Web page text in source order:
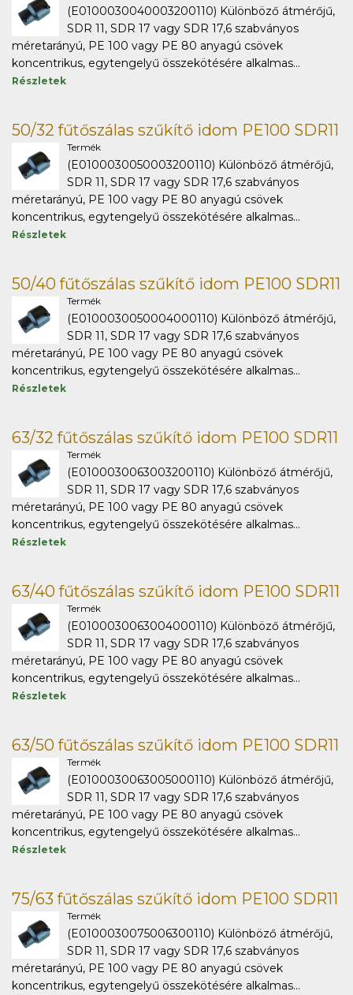
(E0100030040003200110) Különböző átmérőjű,
SDR 11, SDR 17 vagy SDR 17,6 szabványos
méretarányú, PE 100 vagy PE 80 anyagú csövek
koncentrikus, egytengelyű összekötésére alkalmas...
Részletek
50/32 fűtőszálas szűkítő idom PE100 SDR11
Termék
(E0100030050003200110) Különböző átmérőjű,
SDR 11, SDR 17 vagy SDR 17,6 szabványos
méretarányú, PE 100 vagy PE 80 anyagú csövek
koncentrikus, egytengelyű összekötésére alkalmas...
Részletek
50/40 fűtőszálas szűkítő idom PE100 SDR11
Termék
(E0100030050004000110) Különböző átmérőjű,
SDR 11, SDR 17 vagy SDR 17,6 szabványos
méretarányú, PE 100 vagy PE 80 anyagú csövek
koncentrikus, egytengelyű összekötésére alkalmas...
Részletek
63/32 fűtőszálas szűkítő idom PE100 SDR11
Termék
(E0100030063003200110) Különböző átmérőjű,
SDR 11, SDR 17 vagy SDR 17,6 szabványos
méretarányú, PE 100 vagy PE 80 anyagú csövek
koncentrikus, egytengelyű összekötésére alkalmas...
Részletek
63/40 fűtőszálas szűkítő idom PE100 SDR11
Termék
(E0100030063004000110) Különböző átmérőjű,
SDR 11, SDR 17 vagy SDR 17,6 szabványos
méretarányú, PE 100 vagy PE 80 anyagú csövek
koncentrikus, egytengelyű összekötésére alkalmas...
Részletek
63/50 fűtőszálas szűkítő idom PE100 SDR11
Termék
(E0100030063005000110) Különböző átmérőjű,
SDR 11, SDR 17 vagy SDR 17,6 szabványos
méretarányú, PE 100 vagy PE 80 anyagú csövek
koncentrikus, egytengelyű összekötésére alkalmas...
Részletek
75/63 fűtőszálas szűkítő idom PE100 SDR11
Termék
(E0100030075006300110) Különböző átmérőjű,
SDR 11, SDR 17 vagy SDR 17,6 szabványos
méretarányú, PE 100 vagy PE 80 anyagú csövek
koncentrikus, egytengelyű összekötésére alkalmas...